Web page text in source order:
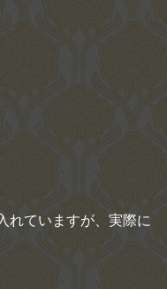
れていますが、実際に